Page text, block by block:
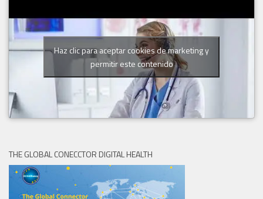
Haz clic para aceptar cookies de marketing y
permitir este contenido
THE GLOBAL CONECCTOR DIGITAL HEALTH